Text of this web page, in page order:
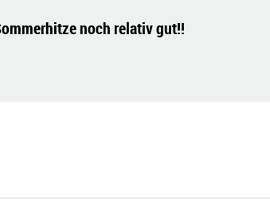
noch relativ gut!!